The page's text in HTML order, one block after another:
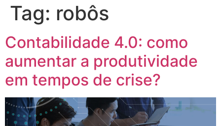
Tag: robôs
Contabilidade 4.0: como
aumentar a produtividade
em tempos de crise?